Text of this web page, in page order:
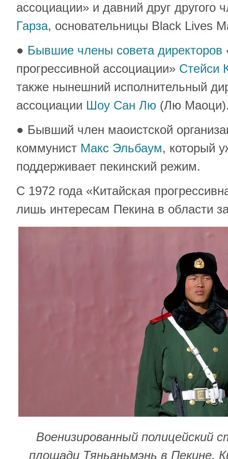
ассоциации» и давний друг другого
Гарза, основательницы Black Lives
● Бывшие члены совета директоров
прогрессивной ассоциации» Стейси
также нынешний исполнительный
ассоциации Шоу Сан Лю (Лю
● Бывший член маоистской
коммунист Макс Эльбаум, который
поддерживает пекинский режим.
С 1972 года «Китайская
лишь интересам Пекина в области
Военизированный полицейский
площади Тяньаньмэнь в Пекине,